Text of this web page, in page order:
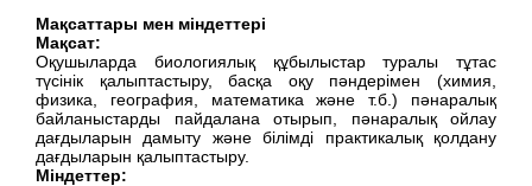
Мақсаттары мен міндеттері
Мақсат:
Оқушыларда биологиялық құбылыстар туралы тұтас
түсінік қалыптастыру, басқа оқу пәндерімен (химия,
физика, география, математика және т.б.) пәнаралық
байланыстарды пайдалана отырып, пәнаралық ойлау
дағдыларын дамыту және білімді практикалық қолдану
дағдыларын қалыптастыру.
Міндеттер: